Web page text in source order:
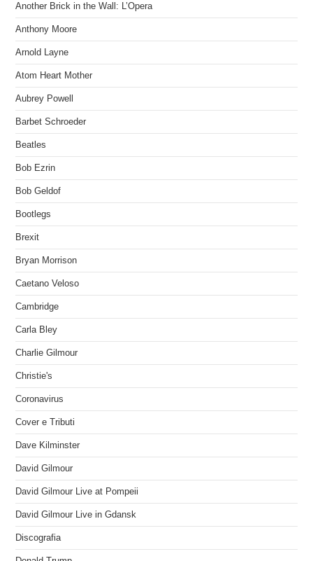
Another Brick in the Wall: L’Opera
Anthony Moore
Arnold Layne
Atom Heart Mother
Aubrey Powell
Barbet Schroeder
Beatles
Bob Ezrin
Bob Geldof
Bootlegs
Brexit
Bryan Morrison
Caetano Veloso
Cambridge
Carla Bley
Charlie Gilmour
Christie's
Coronavirus
Cover e Tributi
Dave Kilminster
David Gilmour
David Gilmour Live at Pompeii
David Gilmour Live in Gdansk
Discografia